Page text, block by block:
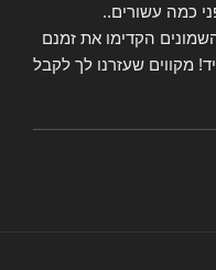
כמה עשורים..
הקדימו את זמנם
מקווים שעזרנו לך לקבל